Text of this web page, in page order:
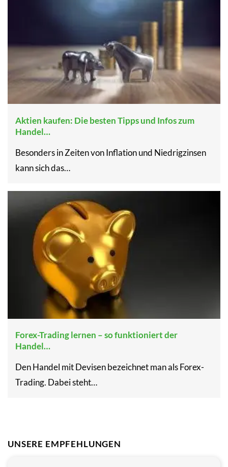
Aktien kaufen: Die besten Tipps und Infos zum
Handel…
Besonders in Zeiten von Inflation und Niedrigzinsen
kann sich das…
Forex-Trading lernen – so funktioniert der
Handel…
Den Handel mit Devisen bezeichnet man als Forex-
Trading. Dabei steht…
UNSERE EMPFEHLUNGEN